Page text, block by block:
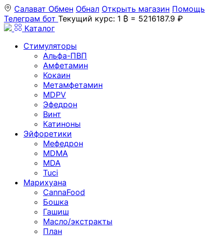
Салават Обмен Обнал Открыть магазин Помощь
Телеграм бот Текущий курс: 1 ₿ = 5216187.9 ₽
Каталог
Стимуляторы
Альфа-ПВП
Амфетамин
Кокаин
Метамфетамин
MDPV
Эфедрон
Винт
Катиноны
Эйфоретики
Мефедрон
MDMA
MDA
Tuci
Марихуана
CannaFood
Бошка
Гашиш
Масло/экстракты
План